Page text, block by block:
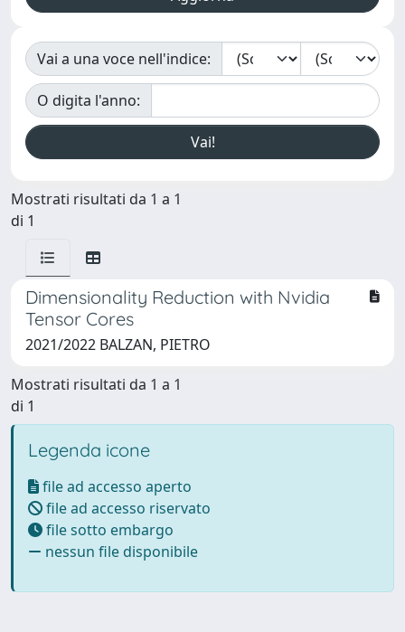
Vai a una voce nell'indice:
O digita l'anno:
Mostrati risultati da 1 a 1
di 1
Dimensionality Reduction with Nvidia
Tensor Cores
2021/2022 BALZAN, PIETRO
Mostrati risultati da 1 a 1
di 1
Legenda icone
file ad accesso aperto
file ad accesso riservato
file sotto embargo
nessun file disponibile